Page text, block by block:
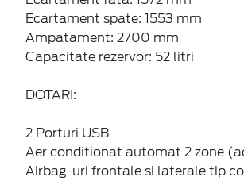
Ecartament spate: 1553 mm
Ampatament: 2700 mm
Capacitate rezervor: 52 litri
DOTARI:
2 Porturi USB
Aer conditionat automat 2 zone
Airbag-uri frontale si laterale tip